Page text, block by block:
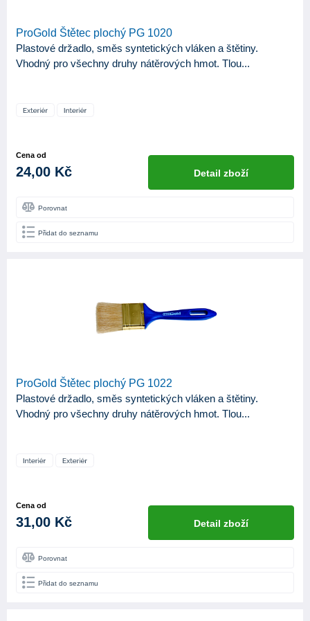
ProGold Štětec plochý PG 1020
Plastové držadlo, směs syntetických vláken a štětiny.
Vhodný pro všechny druhy nátěrových hmot. Tlou...
Cena od
24,00 Kč Detail zboží
Porovnat
Přidat do seznamu
ProGold Štětec plochý PG 1022
Plastové držadlo, směs syntetických vláken a štětiny.
Vhodný pro všechny druhy nátěrových hmot. Tlou...
Cena od
31,00 Kč Detail zboží
Porovnat
Přidat do seznamu